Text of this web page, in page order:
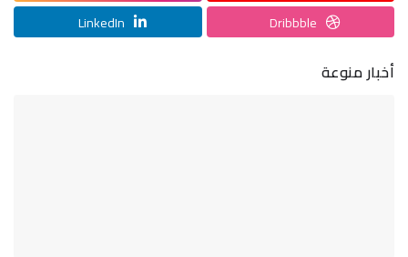
Dribbble
LinkedIn
أخبار منوعة